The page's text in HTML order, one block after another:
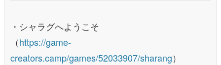
・シャラグへようこそ
（https://game-
creators.camp/games/52033907/sharang）